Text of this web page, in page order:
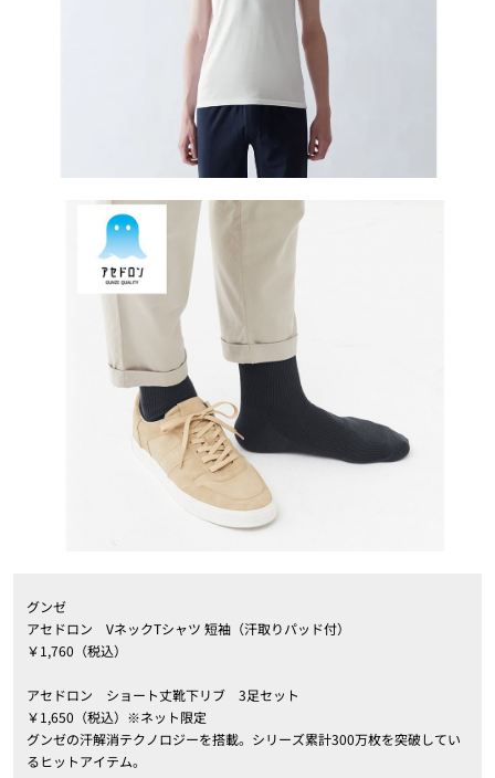
グンゼ
アセドロン VネックTシャツ 短袖（汗取りパッド付）
￥1,760（税込）
アセドロン ショート丈靴下リブ 3足セット
￥1,650（税込）※ネット限定
グンゼの汗解消テクノロジーを搭載。シリーズ累計300万枚を突破してい
るヒットアイテム。